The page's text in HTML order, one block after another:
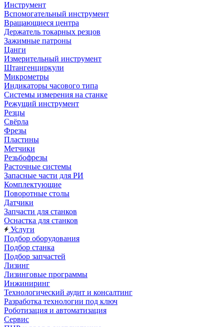
Инструмент
Вспомогательный инструмент
Вращающиеся центра
Держатель токарных резцов
Зажимные патроны
Цанги
Измерительный инструмент
Штангенциркули
Микрометры
Индикаторы часового типа
Системы измерения на станке
Режущий инструмент
Резцы
Свёрла
Фрезы
Пластины
Метчики
Резьбофрезы
Расточные системы
Запасные части для РИ
Комплектующие
Поворотные столы
Датчики
Запчасти для станков
Оснастка для станков
Услуги
Подбор оборудования
Подбор станка
Подбор запчастей
Лизинг
Лизинговые программы
Инжиниринг
Технологический аудит и консалтинг
Разработка технологии под ключ
Роботизация и автоматизация
Сервис